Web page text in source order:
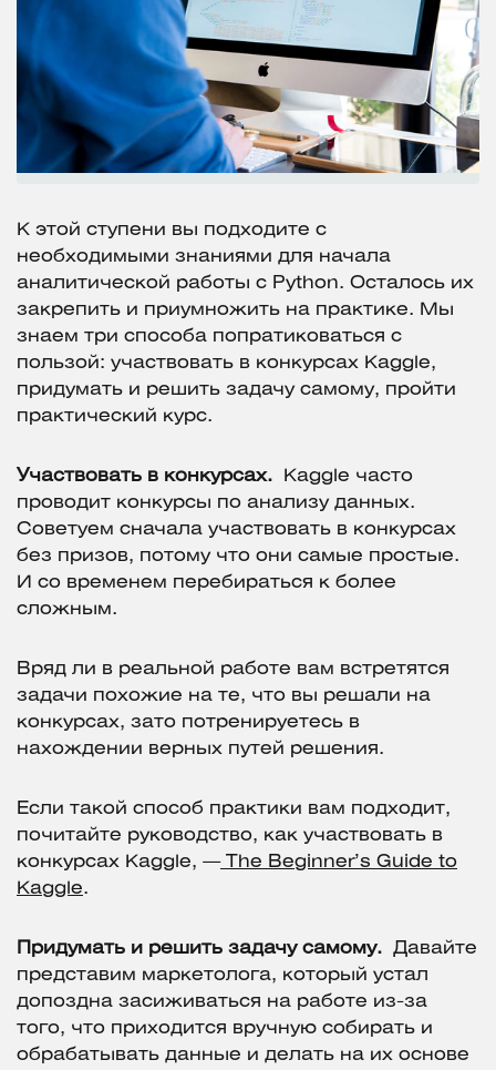
К этой ступени вы подходите с
необходимыми знаниями для начала
аналитической работы с Python. Осталось их
закрепить и приумножить на практике. Мы
знаем три способа попратиковаться с
пользой: участвовать в конкурсах Kaggle,
придумать и решить задачу самому, пройти
практический курс.
Участвовать в конкурсах.
Kaggle часто
проводит конкурсы по анализу данных.
Советуем сначала участвовать в конкурсах
без призов, потому что они самые простые.
И со временем перебираться к более
сложным.
Вряд ли в реальной работе вам встретятся
задачи похожие на те, что вы решали на
конкурсах, зато потренируетесь в
нахождении верных путей решения.
Если такой способ практики вам подходит,
почитайте руководство, как участвовать в
конкурсах Kaggle, —The Beginner’s Guide to
Kaggle.
Придумать и решить задачу самому.
Давайте
представим маркетолога, который устал
допоздна засиживаться на работе из-за
того, что приходится вручную собирать и
обрабатывать данные и делать на их основе